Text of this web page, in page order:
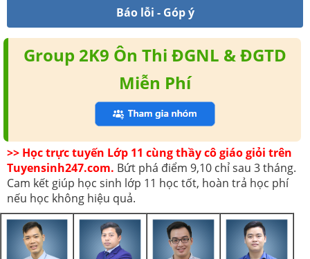
Báo lỗi - Góp ý
Group 2K9 Ôn Thi ĐGNL & ĐGTD
Miễn Phí
>> Học trực tuyến Lớp 11 cùng thầy cô giáo giỏi trên
Tuyensinh247.com. Bứt phá điểm 9,10 chỉ sau 3 tháng.
Cam kết giúp học sinh lớp 11 học tốt, hoàn trả học phí
nếu học không hiệu quả.